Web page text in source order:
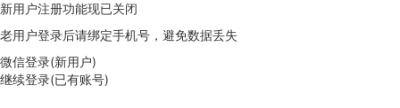
新用户注册功能现已关闭
老用户登录后请绑定手机号，避免数据丢失
微信登录(新用户)
继续登录(已有账号)